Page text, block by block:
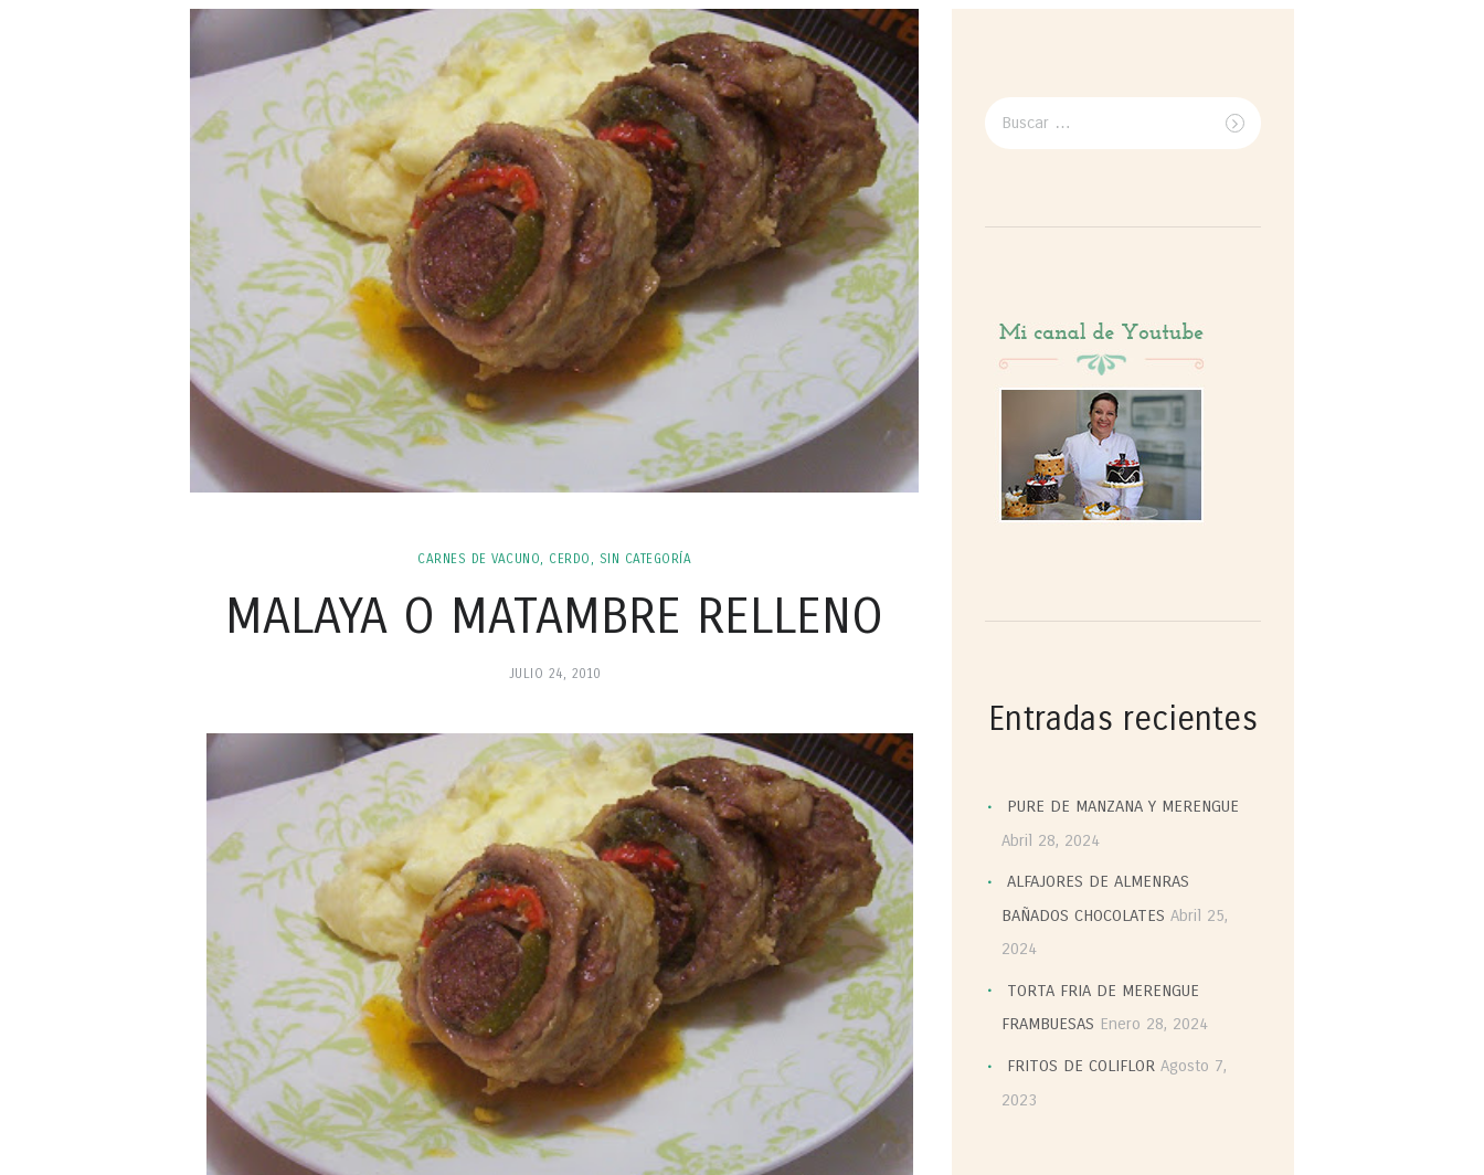
CARNES DE VACUNO, CERDO , SIN CATEGORÍA
MALAYA O MATAMBRE RELLENO
JULIO 24, 2010
Buscar
por:
Entradas recientes
PURE DE MANZANA Y MERENGUE
Abril 28, 2024
ALFAJORES DE ALMENRAS
BAÑADOS CHOCOLATES Abril 25,
2024
TORTA FRIA DE MERENGUE
FRAMBUESAS Enero 28, 2024
FRITOS DE COLIFLOR Agosto 7,
2023